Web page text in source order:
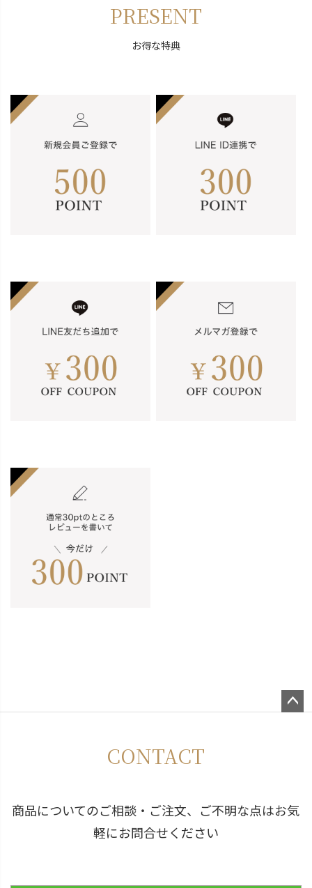
PRESENT
お得な特典
CONTACT
商品についてのご相談・ご注文、ご不明な点はお気
軽にお問合せください